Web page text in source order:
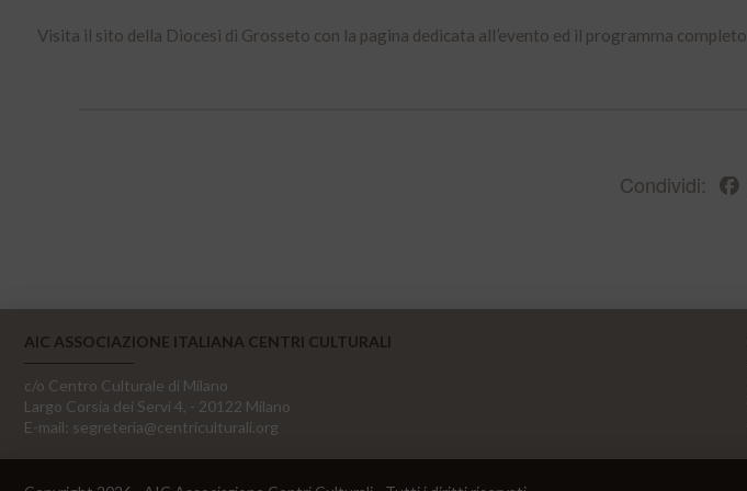
Visita il sito della Diocesi di Grosseto con la pagina dedicata all’evento ed il programma completo
Condividi:
AIC ASSOCIAZIONE ITALIANA CENTRI CULTURALI
c/o Centro Culturale di Milano
Largo Corsia dei Servi 4, - 20122 Milano
E-mail: segreteria@centriculturali.org